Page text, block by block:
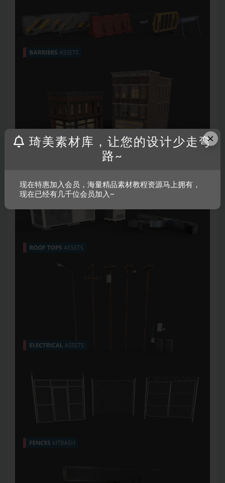
×
琦美素材库，让您的设计少走弯
路~
现在特惠加入会员，海量精品素材教程资源马上拥有，
现在已经有几千位会员加入~